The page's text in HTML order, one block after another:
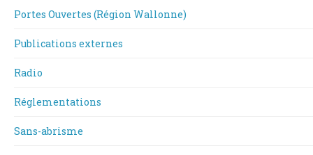
Portes Ouvertes (Région Wallonne)
Publications externes
Radio
Réglementations
Sans-abrisme